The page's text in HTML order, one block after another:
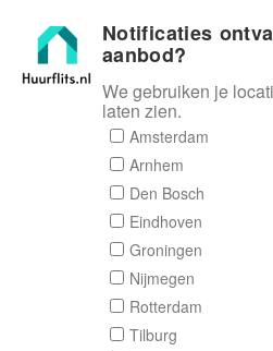
Verstuur je
Door een bericht te sturen
Notificaties
aanbod?
We gebruiken je
laten zien.
Amsterdam
Arnhem
Den Bosch
Eindhoven
Groningen
Nijmegen
Rotterdam
Tilburg